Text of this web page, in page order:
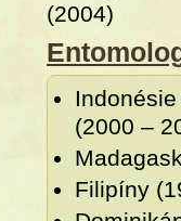
(2004)
(2000 –
Filipíny